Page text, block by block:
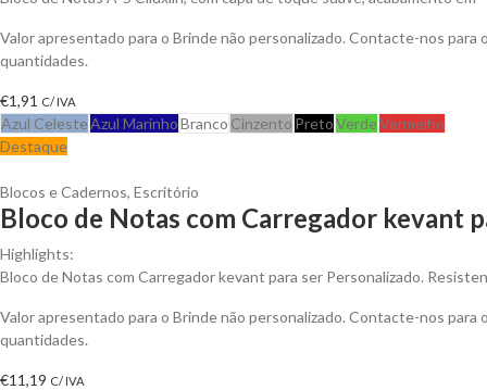
Valor apresentado para o Brinde não personalizado. Contacte-nos
quantidades.
€1,91 C/ IVA
Azul CelesteAzul MarinhoBranco Cinzento PretoVerdeVermelho
Destaque
Blocos e Cadernos, Escritório
Bloco de Notas com Carregador kevant
Highlights:
Bloco de Notas com Carregador kevant para ser Personalizado.
Valor apresentado para o Brinde não personalizado. Contacte-nos
quantidades.
€11,19 C/ IVA